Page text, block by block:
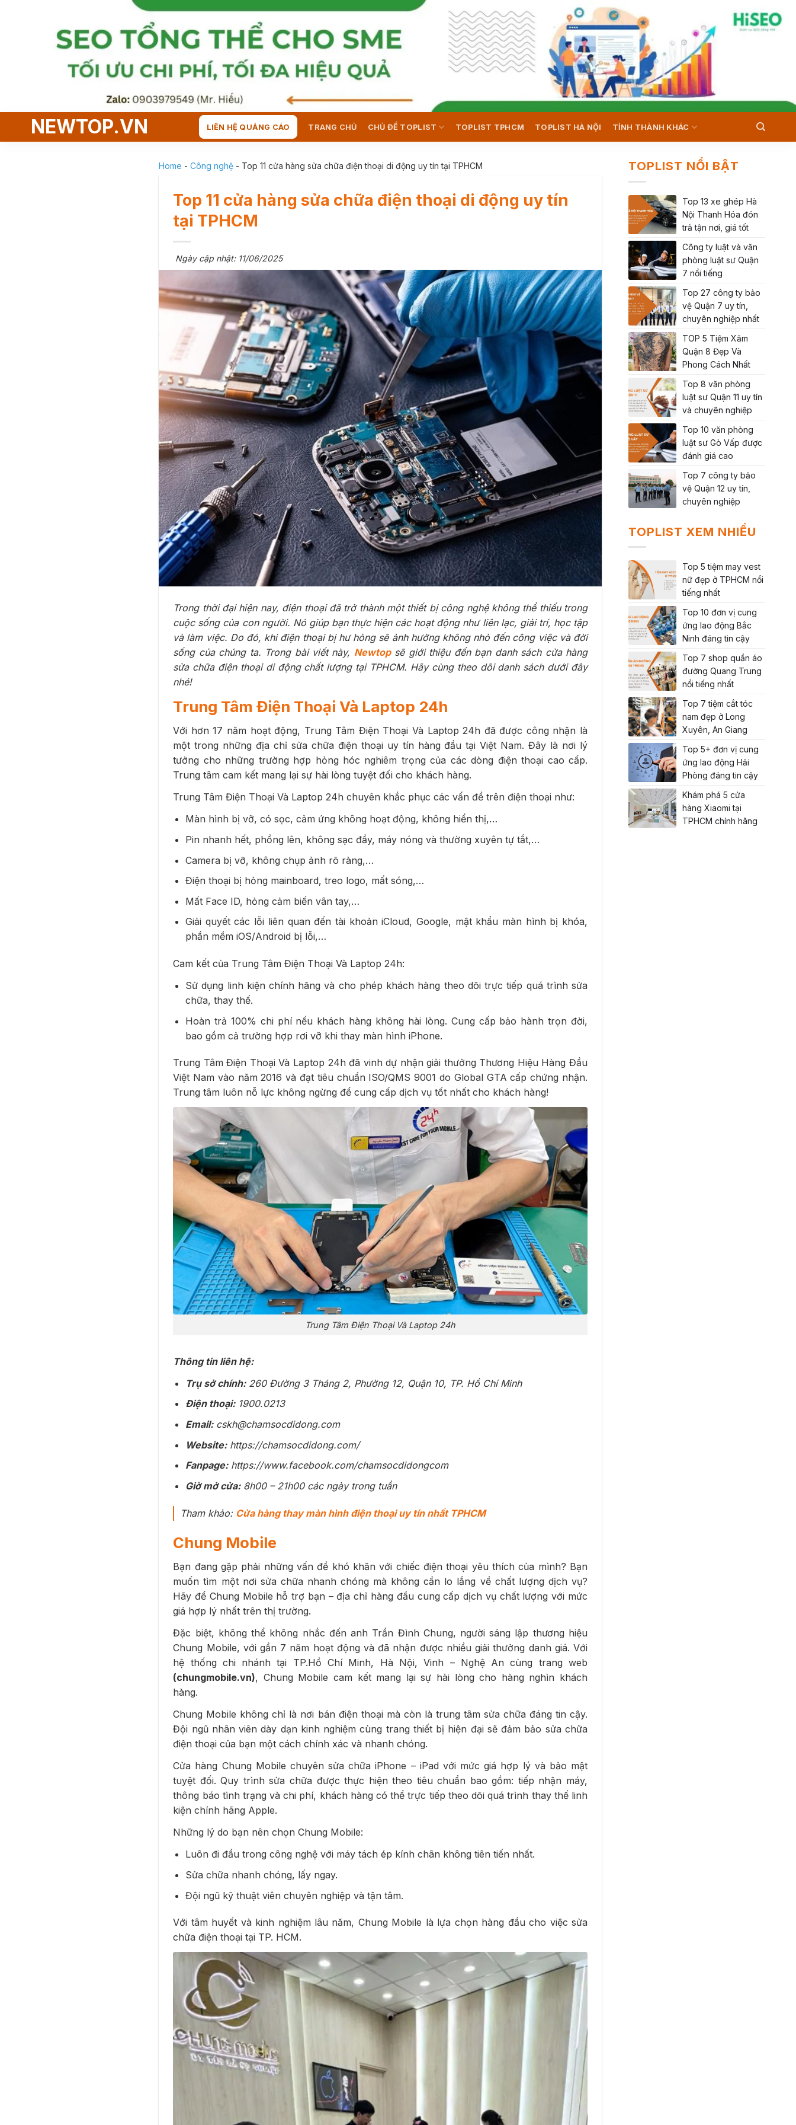
NEWTOP.VN LIÊN HỆ QUẢNG CÁO TRANG CHỦ CHỦ ĐỀ TOPLIST TOPLIST TPHCM TOPLIST HÀ NỘI TỈNH THÀNH KHÁC
Home -Công nghệ - Top 11 cửa hàng sửa chữa điện thoại di động uy tín tại TPHCM
Top 11 cửa hàng sửa chữa điện thoại di động uy tín
tại TPHCM
Ngày cập nhật: 11/06/2025
Trong thời đại hiện nay, điện thoại đã trở thành một thiết bị công nghệ không thể thiếu trong
cuộc sống của con người. Nó giúp bạn thực hiện các hoạt động như liên lạc, giải trí, học tập
và làm việc. Do đó, khi điện thoại bị hư hỏng sẽ ảnh hưởng không nhỏ đến công việc và đời
sống của chúng ta. Trong bài viết này, Newtopsẽ giới thiệu đến bạn danh sách cửa hàng
sửa chữa điện thoại di động chất lượng tại TPHCM. Hãy cùng theo dõi danh sách dưới đây
nhé!
Trung Tâm Điện Thoại Và Laptop 24h
Với hơn 17 năm hoạt động, Trung Tâm Điện Thoại Và Laptop 24h đã được công nhận là
một trong những địa chỉ sửa chữa điện thoại uy tín hàng đầu tại Việt Nam. Đây là nơi lý
tưởng cho những trường hợp hỏng hóc nghiêm trọng của các dòng điện thoại cao cấp.
Trung tâm cam kết mang lại sự hài lòng tuyệt đối cho khách hàng.
Trung Tâm Điện Thoại Và Laptop 24h chuyên khắc phục các vấn đề trên điện thoại như:
Màn hình bị vỡ, có sọc, cảm ứng không hoạt động, không hiển thị,…
Pin nhanh hết, phồng lên, không sạc đầy, máy nóng và thường xuyên tự tắt,…
Camera bị vỡ, không chụp ảnh rõ ràng,…
Điện thoại bị hỏng mainboard, treo logo, mất sóng,…
Mất Face ID, hỏng cảm biến vân tay,…
Giải quyết các lỗi liên quan đến tài khoản iCloud, Google, mật khẩu màn hình bị khóa,
phần mềm iOS/Android bị lỗi,…
Cam kết của Trung Tâm Điện Thoại Và Laptop 24h:
Sử dụng linh kiện chính hãng và cho phép khách hàng theo dõi trực tiếp quá trình sửa
chữa, thay thế.
Hoàn trả 100% chi phí nếu khách hàng không hài lòng. Cung cấp bảo hành trọn đời,
bao gồm cả trường hợp rơi vỡ khi thay màn hình iPhone.
Trung Tâm Điện Thoại Và Laptop 24h đã vinh dự nhận giải thưởng Thương Hiệu Hàng Đầu
Việt Nam vào năm 2016 và đạt tiêu chuẩn ISO/QMS 9001 do Global GTA cấp chứng nhận.
Trung tâm luôn nỗ lực không ngừng để cung cấp dịch vụ tốt nhất cho khách hàng!
Trung Tâm Điện Thoại Và Laptop 24h
Thông tin liên hệ:
Trụ sở chính:260 Đường 3 Tháng 2, Phường 12, Quận 10, TP. Hồ Chí Minh
Điện thoại:1900.0213
Email:cskh@chamsocdidong.com
Website:https://chamsocdidong.com/
Fanpage:https://www.facebook.com/chamsocdidongcom
Giờ mở cửa:8h00 – 21h00 các ngày trong tuần
Tham khảo: Cửa hàng thay màn hình điện thoại uy tín nhất TPHCM
Chung Mobile
Bạn đang gặp phải những vấn đề khó khăn với chiếc điện thoại yêu thích của mình? Bạn
muốn tìm một nơi sửa chữa nhanh chóng mà không cần lo lắng về chất lượng dịch vụ?
Hãy để Chung Mobile hỗ trợ bạn – địa chỉ hàng đầu cung cấp dịch vụ chất lượng với mức
giá hợp lý nhất trên thị trường.
Đặc biệt, không thể không nhắc đến anh Trần Đình Chung, người sáng lập thương hiệu
Chung Mobile, với gần 7 năm hoạt động và đã nhận được nhiều giải thưởng danh giá. Với
hệ thống chi nhánh tại TP.Hồ Chí Minh, Hà Nội, Vinh – Nghệ An cùng trang web
(chungmobile.vn), Chung Mobile cam kết mang lại sự hài lòng cho hàng nghìn khách
hàng.
Chung Mobile không chỉ là nơi bán điện thoại mà còn là trung tâm sửa chữa đáng tin cậy.
Đội ngũ nhân viên dày dạn kinh nghiệm cùng trang thiết bị hiện đại sẽ đảm bảo sửa chữa
điện thoại của bạn một cách chính xác và nhanh chóng.
Cửa hàng Chung Mobile chuyên sửa chữa iPhone – iPad với mức giá hợp lý và bảo mật
tuyệt đối. Quy trình sửa chữa được thực hiện theo tiêu chuẩn bao gồm: tiếp nhận máy,
thông báo tình trạng và chi phí, khách hàng có thể trực tiếp theo dõi quá trình thay thế linh
kiện chính hãng Apple.
Những lý do bạn nên chọn Chung Mobile:
Luôn đi đầu trong công nghệ với máy tách ép kính chân không tiên tiến nhất.
Sửa chữa nhanh chóng, lấy ngay.
Đội ngũ kỹ thuật viên chuyên nghiệp và tận tâm.
Với tâm huyết và kinh nghiệm lâu năm, Chung Mobile là lựa chọn hàng đầu cho việc sửa
chữa điện thoại tại TP. HCM.
TOPLIST NỔI BẬT
Top 13 xe ghép Hà
Nội Thanh Hóa đón
trả tận nơi, giá tốt
Công ty luật và văn
phòng luật sư Quận
7 nổi tiếng
Top 27 công ty bảo
vệ Quận 7 uy tín,
chuyên nghiệp nhất
TOP 5 Tiệm Xăm
Quận 8 Đẹp Và
Phong Cách Nhất
Top 8 văn phòng
luật sư Quận 11 uy tín
và chuyên nghiệp
Top 10 văn phòng
luật sư Gò Vấp được
đánh giá cao
Top 7 công ty bảo
vệ Quận 12 uy tín,
chuyên nghiệp
TOPLIST XEM NHIỀU
Top 5 tiệm may vest
nữ đẹp ở TPHCM nổi
tiếng nhất
Top 10 đơn vị cung
ứng lao động Bắc
Ninh đáng tin cậy
Top 7 shop quần áo
đường Quang Trung
nổi tiếng nhất
Top 7 tiệm cắt tóc
nam đẹp ở Long
Xuyên, An Giang
Top 5+ đơn vị cung
ứng lao động Hải
Phòng đáng tin cậy
Khám phá 5 cửa
hàng Xiaomi tại
TPHCM chính hãng